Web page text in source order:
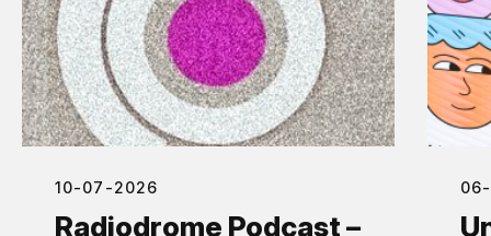
10-07-2026
Radiodrome Podcast –